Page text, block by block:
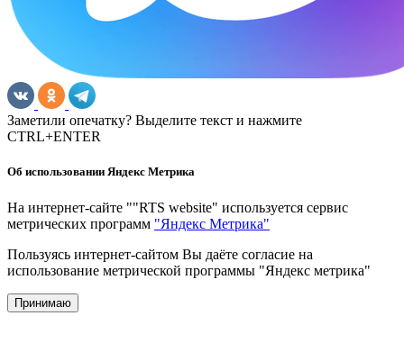
Заметили опечатку? Выделите текст и нажмите
CTRL+ENTER
Об использовании Яндекс Метрика
На интернет-сайте ""RTS website" используется сервис
метрических программ "Яндекс Метрика"
Пользуясь интернет-сайтом Вы даёте согласие на
использование метрической программы "Яндекс метрика"
Принимаю